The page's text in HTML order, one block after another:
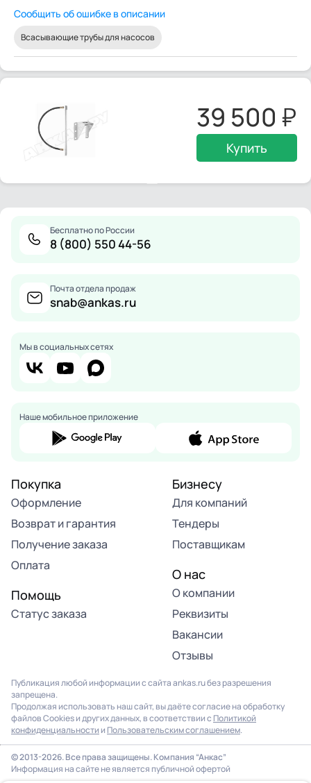
Сообщить об ошибке в описании
Всасывающие трубы для насосов
39 500
Купить
Бесплатно по России
8 (800) 550 44-56
Почта отдела продаж
snab@ankas.ru
Мы в социальных сетях
Наше мобильное приложение
Покупка
Оформление
Возврат и гарантия
Получение заказа
Оплата
Помощь
Статус заказа
Бизнесу
Для компаний
Тендеры
Поставщикам
О нас
О компании
Реквизиты
Вакансии
Отзывы
Публикация любой информации с сайта ankas.ru без разрешения
запрещена.
Продолжая использовать наш сайт, вы даёте согласие на обработку
файлов Cookies и других данных, в соответствии с Политикой
конфиденциальности и Пользовательским соглашением.
© 2013-2026. Все права защищены. Компания “Анкас”
Информация на сайте не является публичной офертой